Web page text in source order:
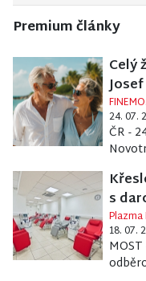
Premium články
Celý
24. 07.
ČR -
s
18. 07.